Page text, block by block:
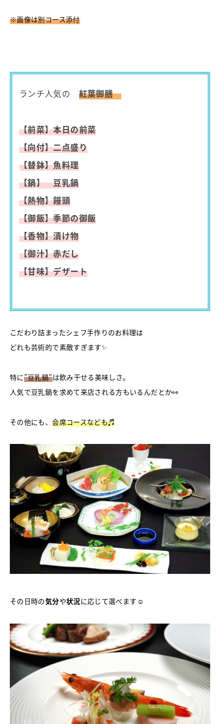
※画像は別コース添付
ランチ人気の 紅葉御膳
【前菜】本日の前菜
【向付】二点盛り
【替鉢】魚料理
【鍋】 豆乳鍋
【熱物】饅頭
【御飯】季節の御飯
【香物】漬け物
【御汁】赤だし
【甘味】デザート
こだわり詰まったシェフ手作りのお料理は
どれも芸術的で素敵すぎます✨
特に”豆乳鍋”は飲み干せる美味しさ。
人気で豆乳鍋を求めて来店される方もいるんだとか👀
その他にも、会席コースなども♬
その日時の気分や状況に応じて選べます☺